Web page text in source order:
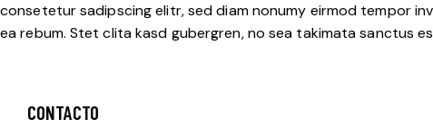
consetetur sadipscing elitr, sed diam nonumy eirmod tempor
ea rebum. Stet clita kasd gubergren, no sea takimata sanctus
CONTACTO